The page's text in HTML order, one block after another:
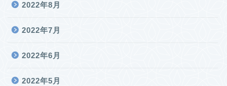
2022年8月
2022年7月
2022年6月
2022年5月